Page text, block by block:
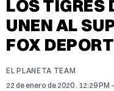
LOS TIGRES
UNEN AL
FOX
EL PLANETA TEAM
22 de enero de 2020 . 12:29 PM